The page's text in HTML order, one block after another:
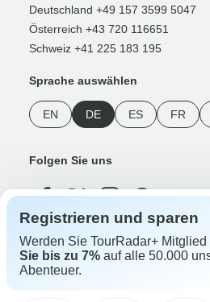
Deutschland +49 157 3599 5047
Österreich +43 720 116651
Schweiz +41 225 183 195
Sprache auswählen
EN DE ES FR
Folgen Sie uns
Zahlungsmethoden
Registrieren und sparen
Werden Sie TourRadar+ Mitglied
Sie bis zu 7% auf alle 50.000
Abenteuer.